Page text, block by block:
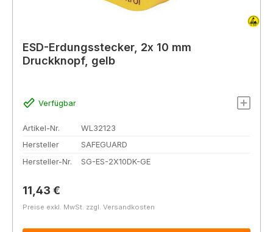
ESD-Erdungsstecker, 2x 10 mm
Druckknopf, gelb
Verfügbar
Artikel-Nr.
WL32123
Hersteller
SAFEGUARD
Hersteller-Nr.
SG-ES-2X10DK-GE
Regulärer Preis:
11,43 €
Preise exkl. MwSt. zzgl. Versandkosten